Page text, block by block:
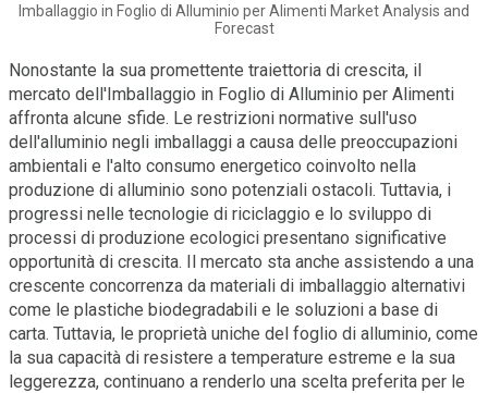
Imballaggio in Foglio di Alluminio per Alimenti Market Analysis and
Forecast
Nonostante la sua promettente traiettoria di crescita, il
mercato dell'Imballaggio in Foglio di Alluminio per Alimenti
affronta alcune sfide. Le restrizioni normative sull'uso
dell'alluminio negli imballaggi a causa delle preoccupazioni
ambientali e l'alto consumo energetico coinvolto nella
produzione di alluminio sono potenziali ostacoli. Tuttavia, i
progressi nelle tecnologie di riciclaggio e lo sviluppo di
processi di produzione ecologici presentano significative
opportunità di crescita. Il mercato sta anche assistendo a una
crescente concorrenza da materiali di imballaggio alternativi
come le plastiche biodegradabili e le soluzioni a base di
carta. Tuttavia, le proprietà uniche del foglio di alluminio, come
la sua capacità di resistere a temperature estreme e la sua
leggerezza, continuano a renderlo una scelta preferita per le